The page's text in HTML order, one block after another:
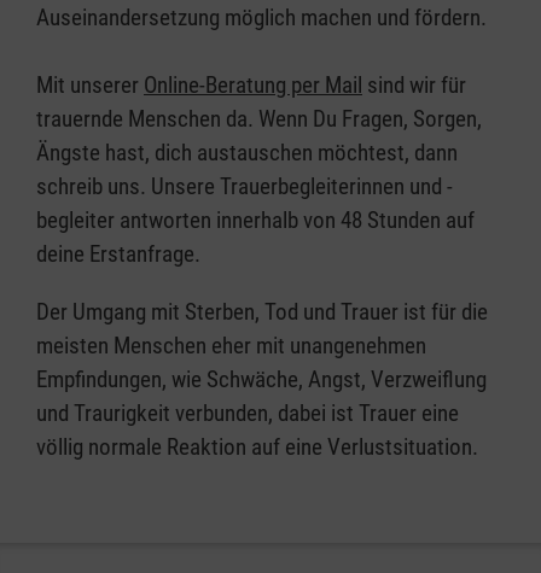
Auseinandersetzung möglich machen und fördern.
Mit unserer Online-Beratung per Mail sind wir für
trauernde Menschen da. Wenn Du Fragen, Sorgen,
Ängste hast, dich austauschen möchtest, dann
schreib uns. Unsere Trauerbegleiterinnen und -
begleiter antworten innerhalb von 48 Stunden auf
deine Erstanfrage.
Der Umgang mit Sterben, Tod und Trauer ist für die
meisten Menschen eher mit unangenehmen
Empfindungen, wie Schwäche, Angst, Verzweiflung
und Traurigkeit verbunden, dabei ist Trauer eine
völlig normale Reaktion auf eine Verlustsituation.